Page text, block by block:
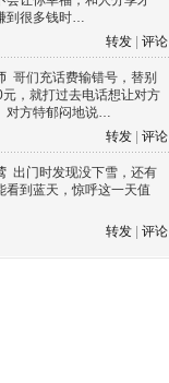
到很多钱时…
转发
评论
哥们充话费输错号，替别
元，就打过去电话想让对方
对方特郁闷地说…
转发
评论
出门时发现没下雪，还有
看到蓝天，惊呼这一天值
转发
评论